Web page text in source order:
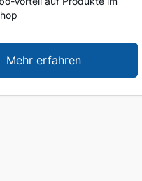
Mehr erfahren